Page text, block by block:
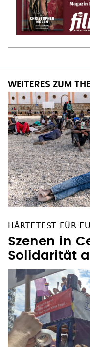
WEITERES ZUM
HÄRTETEST FÜR
Szenen in
Solidarität